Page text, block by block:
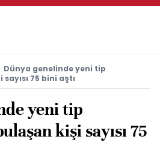
Dünya genelinde yeni tip
75 bini aştı
yeni tip
kişi sayısı 75